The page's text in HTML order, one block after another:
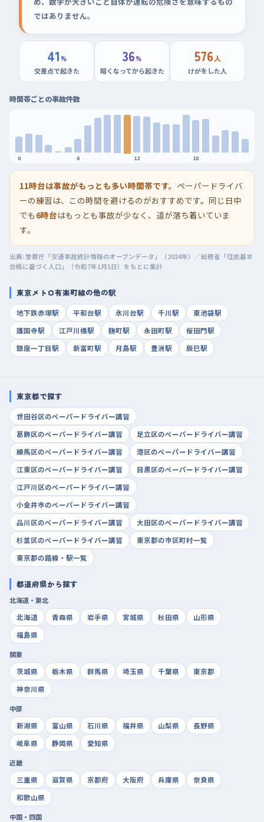
ではありません。
41 %
交差点で起きた
36%
暗くなってから起きた
576人
けがをした人
時間帯ごとの事故件数
0 6 12 18
11時台は事故がもっとも多い時間帯です。 ペーパードライバ
ーの練習は、この時間を避けるのがおすすめです。同じ日中
でも 6時台はもっとも事故が少なく、道が落ち着いていま
す。
出典: 警察庁「交通事故統計情報のオープンデータ」（2024年）／総務省「住民基本
台帳に基づく人口」（令和7年1月1日）をもとに集計
東京メトロ有楽町線の他の駅
地下鉄赤塚駅 平和台駅 氷川台駅 千川駅
東池袋駅
護国寺駅
江戸川橋駅 麹町駅 永田町駅
桜田門駅
銀座一丁目駅
新富町駅 月島駅 豊洲駅 辰巳駅
東京都で探す
世田谷区のペーパードライバー講習
葛飾区のペーパードライバー講習
足立区のペーパードライバー講習
練馬区のペーパードライバー講習
港区のペーパードライバー講習
江東区のペーパードライバー講習
目黒区のペーパードライバー講習
江戸川区のペーパードライバー講習
小金井市のペーパードライバー講習
品川区のペーパードライバー講習
大田区のペーパードライバー講習
杉並区のペーパードライバー講習
東京都の市区町村一覧
東京都の路線・駅一覧
都道府県から探す
北海道・東北
北海道
青森県 岩手県 宮城県 秋田県
山形県
福島県
関東
茨城県
栃木県 群馬県 埼玉県 千葉県
東京都
神奈川県
中部
新潟県
富山県 石川県 福井県 山梨県
長野県
岐阜県
静岡県 愛知県
近畿
三重県
滋賀県 京都府 大阪府 兵庫県
奈良県
和歌山県
中国・四国